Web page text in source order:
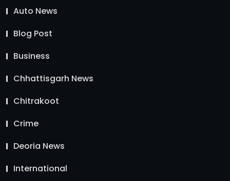
Auto News
Blog Post
Business
Chhattisgarh News
Chitrakoot
Crime
Deoria News
International